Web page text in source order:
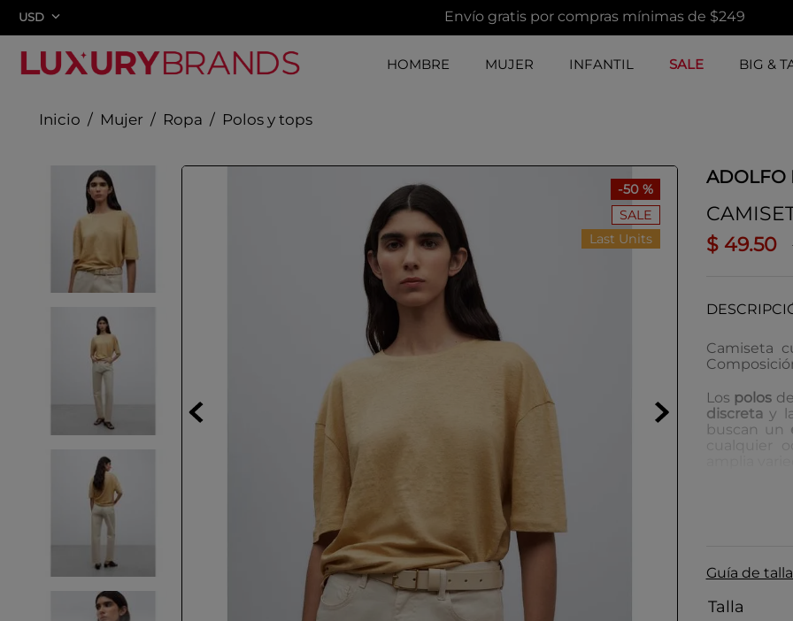
Envío gratis por compras mínimas de $249
USD
HOMBRE MUJER INFANTIL SALE BIG &
Mujer Ropa Polos y tops
-50 %
SALE
Last Units
ADOLFO
$ 49.50
Camiseta
Los polos de
discretay
buscan un
cualquier
Cuidado
Guía de
Talla